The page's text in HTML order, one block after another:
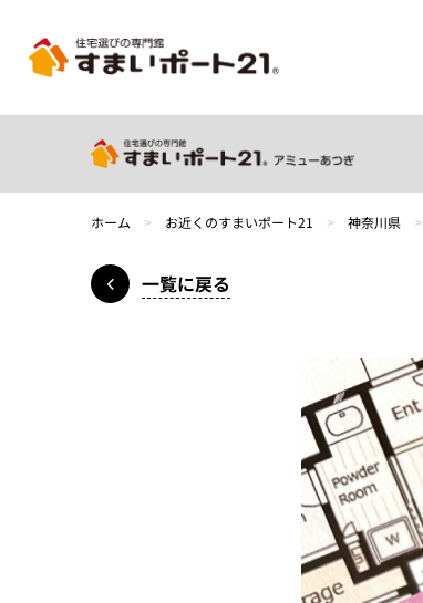
ホーム > お近くのすまいポート21 > 神奈川県 >
一覧に戻る